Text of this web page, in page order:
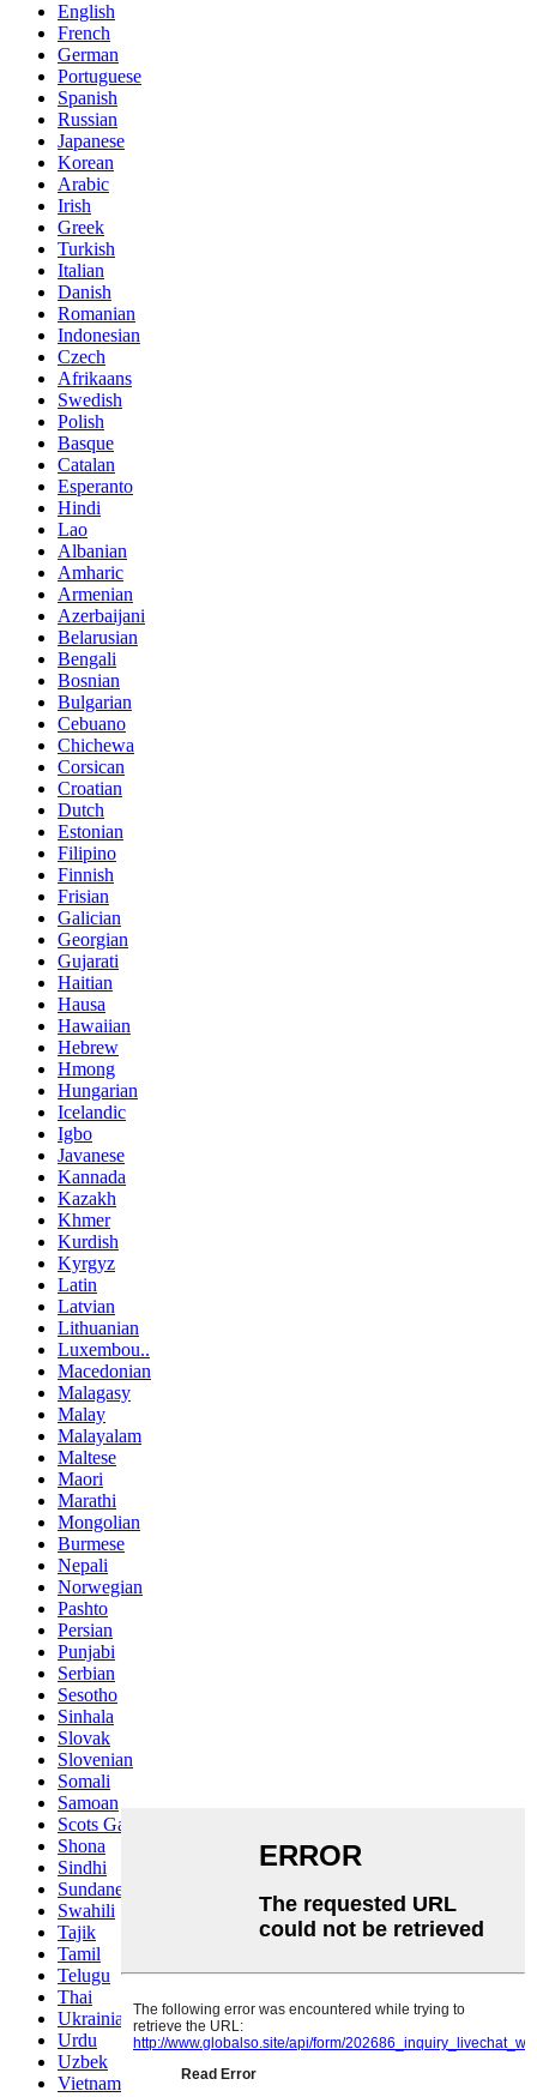
English
French
German
Portuguese
Spanish
Russian
Japanese
Korean
Arabic
Irish
Greek
Turkish
Italian
Danish
Romanian
Indonesian
Czech
Afrikaans
Swedish
Polish
Basque
Catalan
Esperanto
Hindi
Lao
Albanian
Amharic
Armenian
Azerbaijani
Belarusian
Bengali
Bosnian
Bulgarian
Cebuano
Chichewa
Corsican
Croatian
Dutch
Estonian
Filipino
Finnish
Frisian
Galician
Georgian
Gujarati
Haitian
Hausa
Hawaiian
Hebrew
Hmong
Hungarian
Icelandic
Igbo
Javanese
Kannada
Kazakh
Khmer
Kurdish
Kyrgyz
Latin
Latvian
Lithuanian
Luxembou..
Macedonian
Malagasy
Malay
Malayalam
Maltese
Maori
Marathi
Mongolian
Burmese
Nepali
Norwegian
Pashto
Persian
Punjabi
Serbian
Sesotho
Sinhala
Slovak
Slovenian
Somali
Samoan
Scots Gaelic
Shona
Sindhi
Sundanese
Swahili
Tajik
Tamil
Telugu
Thai
Ukrainian
Urdu
Uzbek
Vietnamese